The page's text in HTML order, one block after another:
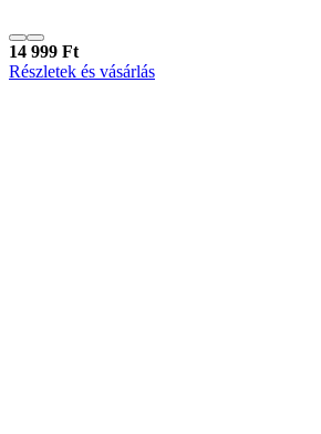
14 999 Ft
Részletek és vásárlás